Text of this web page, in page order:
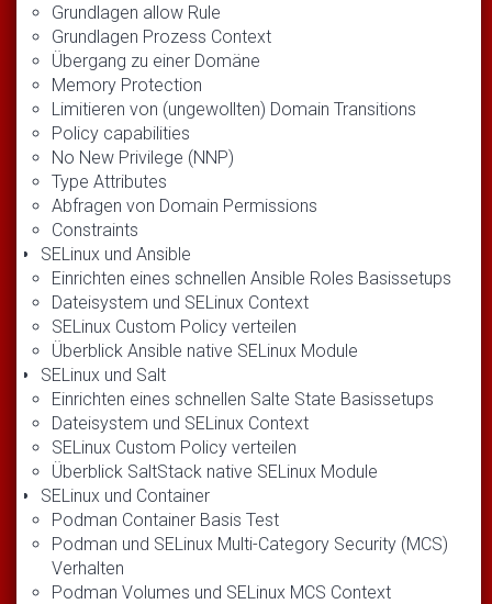
Grundlagen allow Rule
Grundlagen Prozess Context
Übergang zu einer Domäne
Memory Protection
Limitieren von (ungewollten) Domain Transitions
Policy capabilities
No New Privilege (NNP)
Type Attributes
Abfragen von Domain Permissions
Constraints
SELinux und Ansible
Einrichten eines schnellen Ansible Roles Basissetups
Dateisystem und SELinux Context
SELinux Custom Policy verteilen
Überblick Ansible native SELinux Module
SELinux und Salt
Einrichten eines schnellen Salte State Basissetups
Dateisystem und SELinux Context
SELinux Custom Policy verteilen
Überblick SaltStack native SELinux Module
SELinux und Container
Podman Container Basis Test
Podman und SELinux Multi-Category Security (MCS)
Verhalten
Podman Volumes und SELinux MCS Context